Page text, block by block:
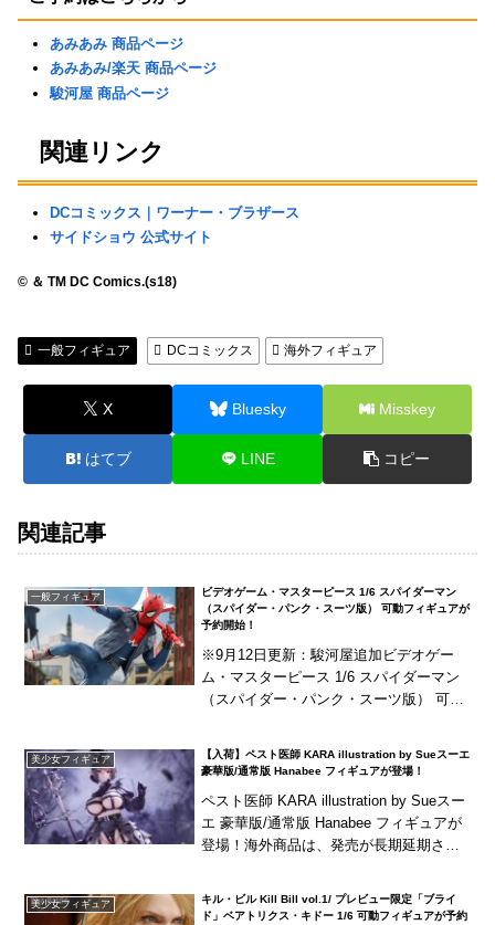
あみあみ 商品ページ
あみあみ/楽天 商品ページ
駿河屋 商品ページ
関連リンク
DCコミックス｜ワーナー・ブラザース
サイドショウ 公式サイト
© ＆ TM DC Comics.(s18)
一般フィギュア DCコミックス 海外フィギュア
X Bluesky Misskey
はてブ LINE コピー
関連記事
一般フィギュア
ビデオゲーム・マスターピース 1/6 スパイダーマン
（スパイダー・パンク・スーツ版） 可動フィギュアが
予約開始！
※9月12日更新：駿河屋追加ビデオゲー
ム・マスターピース 1/6 スパイダーマン
（スパイダー・パンク・スーツ版） 可動
美少女フィギュア
【入荷】ペスト医師 KARA illustration by Sueスーエ
豪華版/通常版 Hanabee フィギュアが登場！
ペスト医師 KARA illustration by Sueスー
エ 豪華版/通常版 Hanabee フィギュアが
登場！海外商品は、発売が長期延期され
美少女フィギュア
キル・ビル Kill Bill vol.1/ プレビュー限定「ブライ
ド」ベアトリクス・キドー 1/6 可動フィギュアが予約